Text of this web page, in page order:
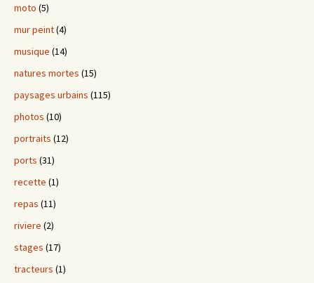
moto (5)
mur peint(4)
musique (14)
natures mortes (15)
paysages urbains (115)
photos (10)
portraits (12)
ports (31)
recette (1)
repas (11)
riviere (2)
stages (17)
tracteurs (1)